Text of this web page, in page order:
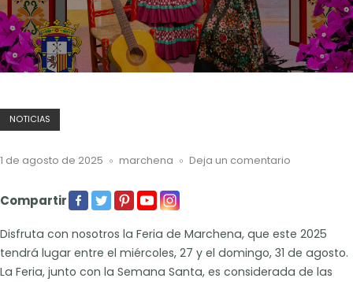
NOTICIAS
1 de agosto de 2025 marchena Deja un comentario
Compartir
Disfruta con nosotros la Feria de Marchena, que este 2025
tendrá lugar entre el miércoles, 27 y el domingo, 31 de agosto.
La Feria, junto con la Semana Santa, es considerada de las